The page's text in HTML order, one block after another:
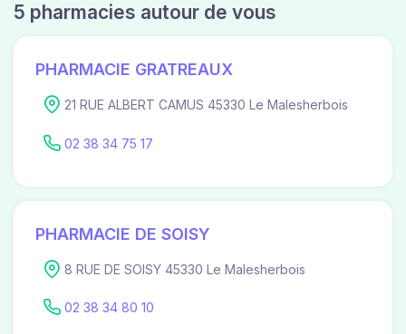
5 pharmacies autour de vous
PHARMACIE GRATREAUX
21 RUE ALBERT CAMUS 45330 Le Malesherbois
02 38 34 75 17
PHARMACIE DE SOISY
8 RUE DE SOISY 45330 Le Malesherbois
02 38 34 80 10